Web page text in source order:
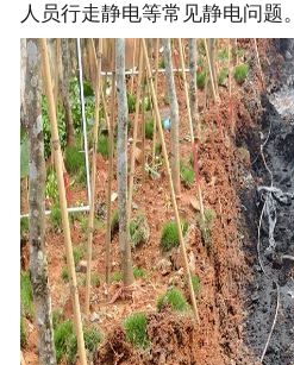
人员行走静电等常见静电问题。